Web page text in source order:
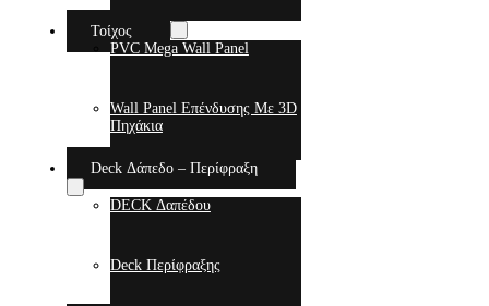
Τοίχος
PVC Mega Wall Panel
Wall Panel Επένδυσης Με 3D
Πηχάκια
Deck Δάπεδο – Περίφραξη
DECK Δαπέδου
Deck Περίφραξης